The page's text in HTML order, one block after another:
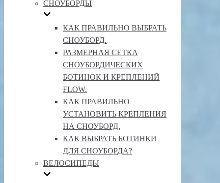
СНОУБОРДЫ
КАК ПРАВИЛЬНО ВЫБРАТЬ
СНОУБОРД.
РАЗМЕРНАЯ СЕТКА
СНОУБОРДИЧЕСКИХ
БОТИНОК И КРЕПЛЕНИЙ
FLOW.
КАК ПРАВИЛЬНО
УСТАНОВИТЬ КРЕПЛЕНИЯ
НА СНОУБОРД.
КАК ВЫБРАТЬ БОТИНКИ
ДЛЯ СНОУБОРДА?
ВЕЛОСИПЕДЫ